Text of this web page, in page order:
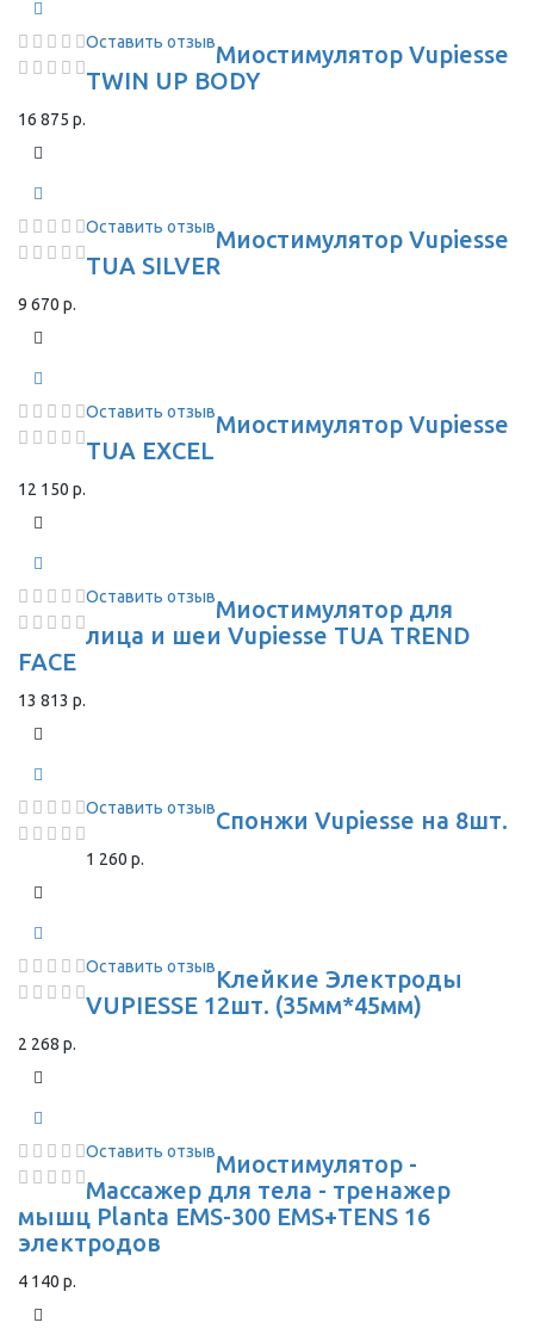
Оставить отзывМиостимулятор Vupiesse
TWIN UP BODY
16 875 р.
Оставить отзывМиостимулятор Vupiesse
TUA SILVER
9 670 р.
Оставить отзывМиостимулятор Vupiesse
TUA EXCEL
12 150 р.
Оставить отзывМиостимулятор для
лица и шеи Vupiesse TUA TREND
FACE
13 813 р.
Оставить отзывСпонжи Vupiesse на 8шт.
1 260 р.
Оставить отзывКлейкие Электроды
VUPIESSE 12шт. (35мм*45мм)
2 268 р.
Оставить отзывМиостимулятор -
Массажер для тела - тренажер
мышц Planta EMS-300 EMS+TENS 16
электродов
4 140 р.